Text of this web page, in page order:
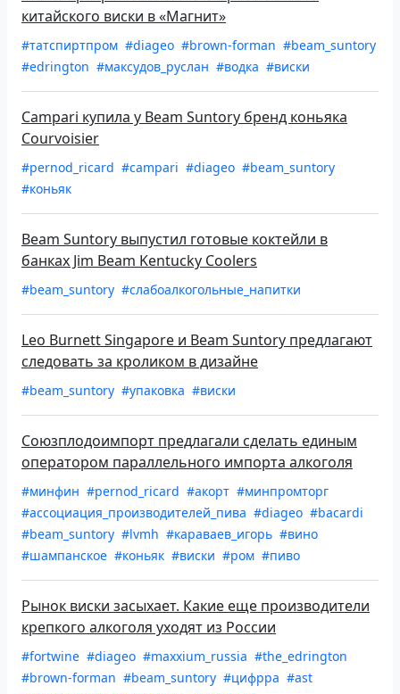
китайского виски в «Магнит»
#татспиртпром #diageo #brown-forman #beam_suntory
#edrington #максудов_руслан #водка #виски
Campari купила у Beam Suntory бренд коньяка
Courvoisier
#pernod_ricard #campari #diageo #beam_suntory
#коньяк
Beam Suntory выпустил готовые коктейли в
банках Jim Beam Kentucky Coolers
#beam_suntory #слабоалкогольные_напитки
Leo Burnett Singapore и Beam Suntory предлагают
следовать за кроликом в дизайне
#beam_suntory #упаковка #виски
Союзплодоимпорт предлагали сделать единым
оператором параллельного импорта алкоголя
#минфин #pernod_ricard #акорт #минпромторг
#ассоциация_производителей_пива #diageo #bacardi
#beam_suntory #lvmh #караваев_игорь #вино
#шампанское #коньяк #виски #ром #пиво
Рынок виски засыхает. Какие еще производители
крепкого алкоголя уходят из России
#fortwine #diageo #maxxium_russia #the_edrington
#brown-forman #beam_suntory #цифрра #ast